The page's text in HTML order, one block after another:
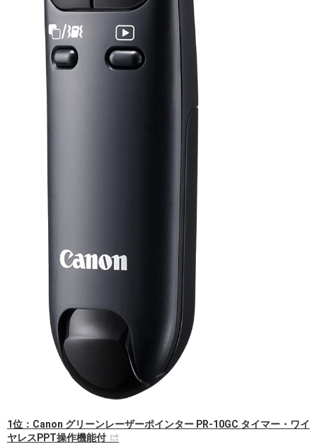
1位：Canon グリーンレーザーポインター PR-10GC タイマー・ワイ
ヤレスPPT操作機能付